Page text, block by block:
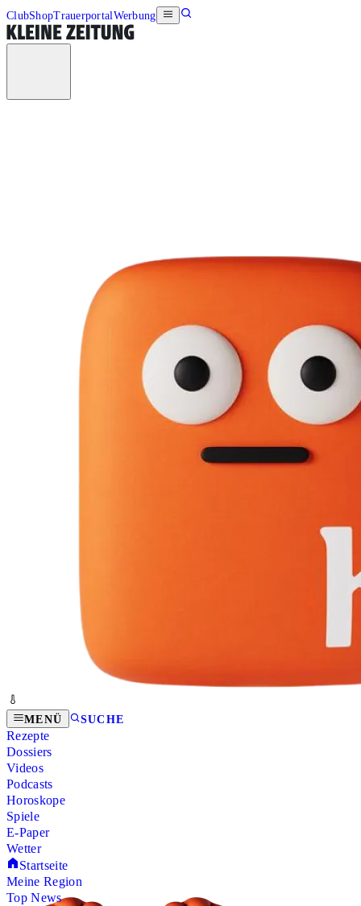
ClubShopTrauerportalWerbung
MENÜ SUCHE
Rezepte
Dossiers
Videos
Podcasts
Horoskope
Spiele
E-Paper
Wetter
Startseite
Meine Region
Top News